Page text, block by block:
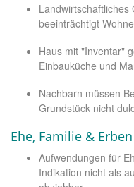
beeinträchtigt
Haus mit "Inventar"
Einbauküche und
Nachbarn müssen
Grundstück nicht
Ehe, Familie & Erben
Aufwendungen für
Indikation nicht als